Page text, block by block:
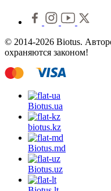
© 2014-2026 Biotus.
охраняются законом!
Biotus.ua
biotus.kz
Biotus.md
Biotus.uz